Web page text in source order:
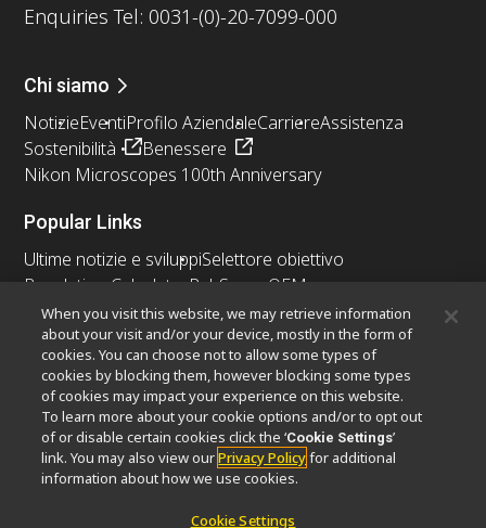
Enquiries Tel: 0031-(0)-20-7099-000
Chi siamo
NotizieEventiProfilo AziendaleCarriereAssistenza
Sostenibilità
Benessere
Nikon Microscopes 100th Anniversary
Popular Links
Ultime notizie e sviluppiSelettore obiettivo
Resolution Calculator PubScope OEM
Nikon Small World
MicroscopyU
Altri prodotti Nikon
Prodotti di imaging
Microscopia industriale e metrologia
Sistemi di litografia a semiconduttore
Sistemi di litografia a FPD
When you visit this website, we may retrieve information
about your visit and/or your device, mostly in the form of
cookies. You can choose not to allow some types of
cookies by blocking them, however blocking some types
of cookies may impact your experience on this website.
To learn more about your cookie options and/or to opt out
of or disable certain cookies click the ‘Cookie Settings’
link. You may also view ourPrivacy Policyfor additional
information about how we use cookies.
Cookie Settings